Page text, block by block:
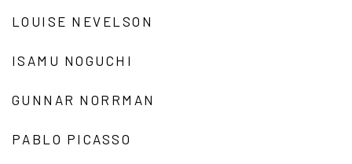
LOUISE NEVELSON
ISAMU NOGUCHI
GUNNAR NORRMAN
PABLO PICASSO